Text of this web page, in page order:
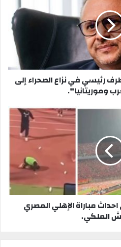
ل
و
ي
ب
رئيسي في نزاع الصحراء إلى
وموريتانيا".
مباراة الإهلي المصري
الملكي.